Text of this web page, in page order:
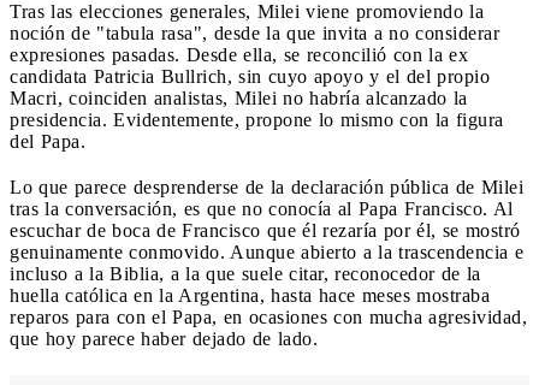
Tras las elecciones generales, Milei viene promoviendo la
noción de "tabula rasa", desde la que invita a no considerar
expresiones pasadas. Desde ella, se reconcilió con la ex
candidata Patricia Bullrich, sin cuyo apoyo y el del propio
Macri, coinciden analistas, Milei no habría alcanzado la
presidencia. Evidentemente, propone lo mismo con la figura
del Papa.
Lo que parece desprenderse de la declaración pública de Milei
tras la conversación, es que no conocía al Papa Francisco. Al
escuchar de boca de Francisco que él rezaría por él, se mostró
genuinamente conmovido. Aunque abierto a la trascendencia e
incluso a la Biblia, a la que suele citar, reconocedor de la
huella católica en la Argentina, hasta hace meses mostraba
reparos para con el Papa, en ocasiones con mucha agresividad,
que hoy parece haber dejado de lado.